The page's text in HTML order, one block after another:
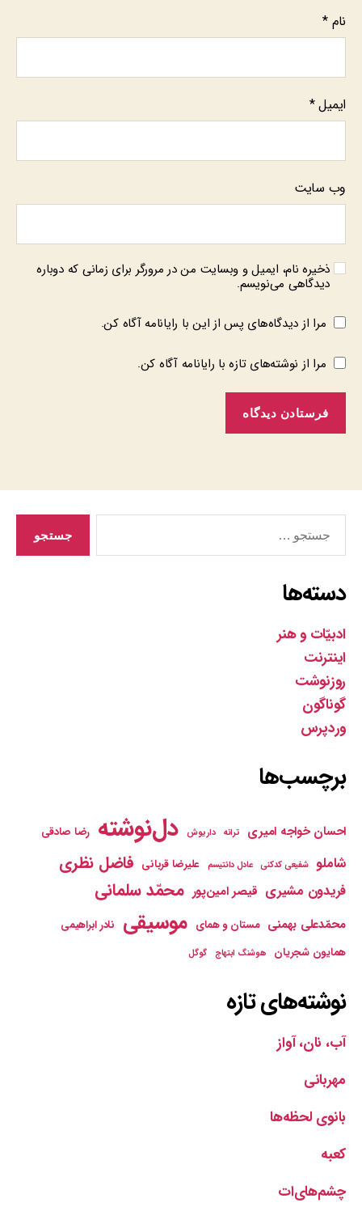
نام *
ایمیل*
وب‌ سایت
ذخیره نام، ایمیل و وبسایت من در مرورگر برای زمانی که دوباره
دیدگاهی می‌نویسم.
مرا از دیدگاه‌های پس از این با رایانامه آگاه کن.
مرا از نوشته‌های تازه با رایانامه آگاه کن.
دسته‌ها
ادبیّات و هنر
اینترنت
روزنوشت
گوناگون
وردپرس
برچسب‌ها
احسان خواجه امیری ترانه داریوش دل‌نوشته رضا صادقی
شاملو شفیعی کدکنی عادل دانتیسم علیرضا قربانی فاضل نظری
فریدون مشیری قیصر امین‌پور محمّد سلمانی
محمّدعلی بهمنی مستان و همای موسیقی نادر ابراهیمی
همایون شجریان
هوشنگ ابتهاج گوگل
نوشته‌های تازه
آب، نان، آواز
مهربانی
بانوی لحظه‌ها
کعبه
چشم‌های‌ات